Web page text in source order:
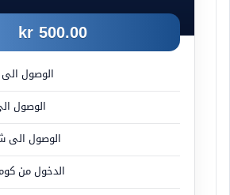
عندما تشاهد من بعيد في المخرج
اللوحة التالية :
500.00 kr
الوصول
الوصول الى 1400
الوصول الى
الدخول من